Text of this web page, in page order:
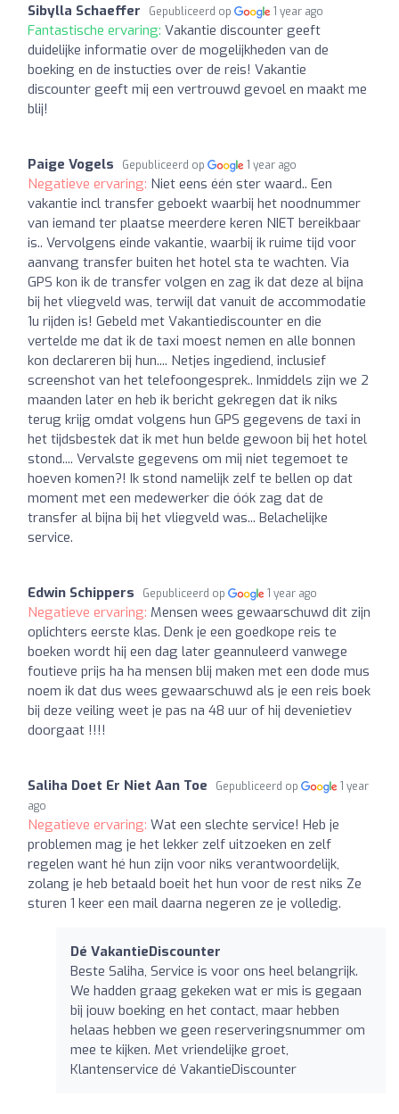
Sibylla Schaeffer Gepubliceerd op 1 year ago
Fantastische ervaring: Vakantie discounter geeft
duidelijke informatie over de mogelijkheden van de
boeking en de instucties over de reis! Vakantie
discounter geeft mij een vertrouwd gevoel en maakt me
blij!
Paige Vogels Gepubliceerd op 1 year ago
Negatieve ervaring: Niet eens één ster waard.. Een
vakantie incl transfer geboekt waarbij het noodnummer
van iemand ter plaatse meerdere keren NIET bereikbaar
is.. Vervolgens einde vakantie, waarbij ik ruime tijd voor
aanvang transfer buiten het hotel sta te wachten. Via
GPS kon ik de transfer volgen en zag ik dat deze al bijna
bij het vliegveld was, terwijl dat vanuit de accommodatie
1u rijden is! Gebeld met Vakantiediscounter en die
vertelde me dat ik de taxi moest nemen en alle bonnen
kon declareren bij hun.... Netjes ingediend, inclusief
screenshot van het telefoongesprek.. Inmiddels zijn we 2
maanden later en heb ik bericht gekregen dat ik niks
terug krijg omdat volgens hun GPS gegevens de taxi in
het tijdsbestek dat ik met hun belde gewoon bij het hotel
stond.... Vervalste gegevens om mij niet tegemoet te
hoeven komen?! Ik stond namelijk zelf te bellen op dat
moment met een medewerker die óók zag dat de
transfer al bijna bij het vliegveld was... Belachelijke
service.
Edwin Schippers Gepubliceerd op 1 year ago
Negatieve ervaring: Mensen wees gewaarschuwd dit zijn
oplichters eerste klas. Denk je een goedkope reis te
boeken wordt hij een dag later geannuleerd vanwege
foutieve prijs ha ha mensen blij maken met een dode mus
noem ik dat dus wees gewaarschuwd als je een reis boek
bij deze veiling weet je pas na 48 uur of hij devenietiev
doorgaat !!!!
Saliha Doet Er Niet Aan Toe Gepubliceerd op
1 year
ago
Negatieve ervaring: Wat een slechte service! Heb je
problemen mag je het lekker zelf uitzoeken en zelf
regelen want hé hun zijn voor niks verantwoordelijk,
zolang je heb betaald boeit het hun voor de rest niks Ze
sturen 1 keer een mail daarna negeren ze je volledig.
Dé VakantieDiscounter
Beste Saliha, Service is voor ons heel belangrijk.
We hadden graag gekeken wat er mis is gegaan
bij jouw boeking en het contact, maar hebben
helaas hebben we geen reserveringsnummer om
mee te kijken. Met vriendelijke groet,
Klantenservice dé VakantieDiscounter